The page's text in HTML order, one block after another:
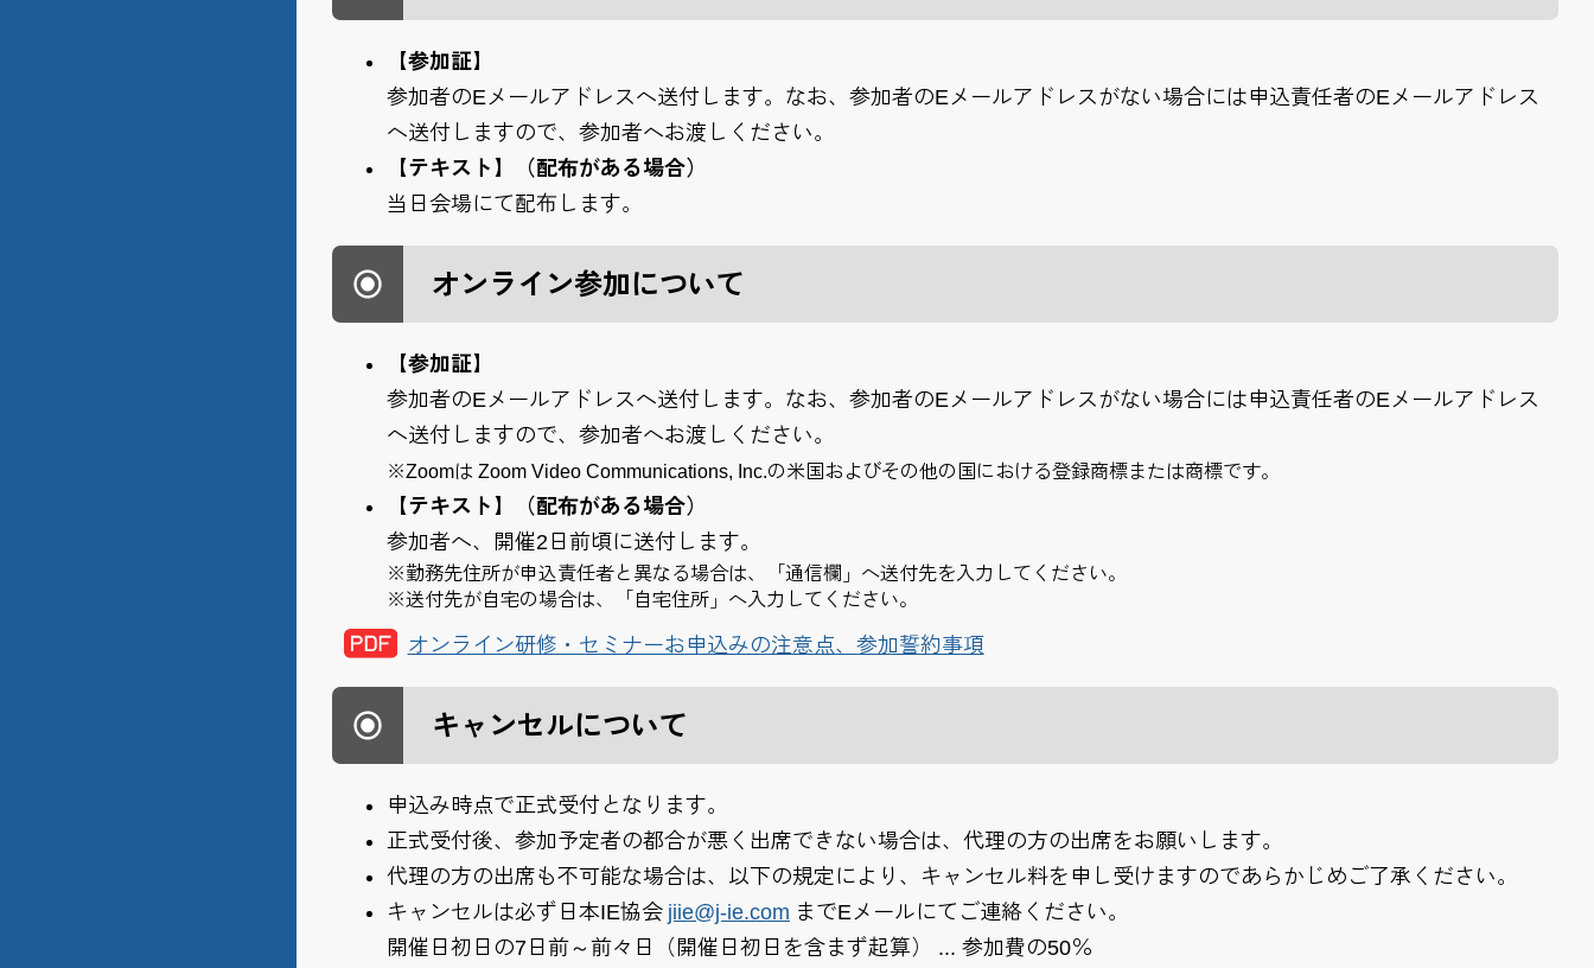
【参加証】
参加者のEメールアドレスへ送付します。なお、参加者のEメールアドレスがない場合には申込責任者のEメールアドレス
へ送付しますので、参加者へお渡しください。
【テキスト】（配布がある場合）
当日会場にて配布します。
オンライン参加について
【参加証】
参加者のEメールアドレスへ送付します。なお、参加者のEメールアドレスがない場合には申込責任者のEメールアドレス
へ送付しますので、参加者へお渡しください。
※Zoomは Zoom Video Communications, Inc.の米国およびその他の国における登録商標または商標です。
【テキスト】（配布がある場合）
参加者へ、開催2日前頃に送付します。
※勤務先住所が申込責任者と異なる場合は、「通信欄」へ送付先を入力してください。
※送付先が自宅の場合は、「自宅住所」へ入力してください。
オンライン研修・セミナーお申込みの注意点、参加誓約事項
キャンセルについて
申込み時点で正式受付となります。
正式受付後、参加予定者の都合が悪く出席できない場合は、代理の方の出席をお願いします。
代理の方の出席も不可能な場合は、以下の規定により、キャンセル料を申し受けますのであらかじめご了承ください。
キャンセルは必ず日本IE協会 jiie@j-ie.com までEメールにてご連絡ください。
開催日初日の7日前～前々日（開催日初日を含まず起算） ... 参加費の50％